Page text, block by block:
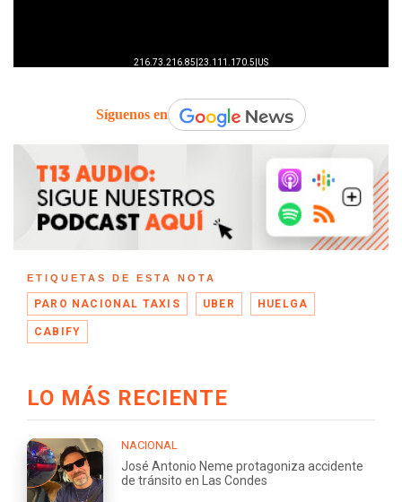
Síguenos en
ETIQUETAS DE ESTA NOTA
PARO NACIONAL TAXIS UBER HUELGA
CABIFY
LO MÁS RECIENTE
NACIONAL
José Antonio Neme protagoniza accidente
de tránsito en Las Condes